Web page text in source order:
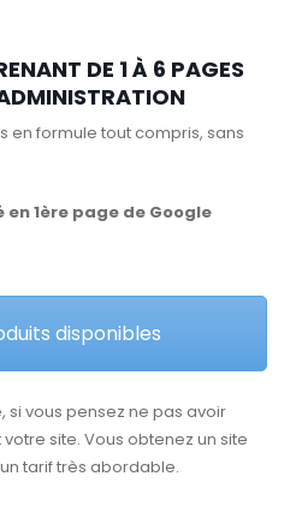
DE 1 À 6 PAGES
en formule tout compris, sans
1ère page de Google
disponibles
si vous pensez ne pas avoir
site. Vous obtenez un site
tarif très abordable.